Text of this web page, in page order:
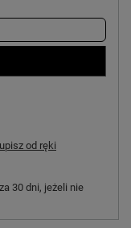
od ręki
30 dni, jeżeli nie